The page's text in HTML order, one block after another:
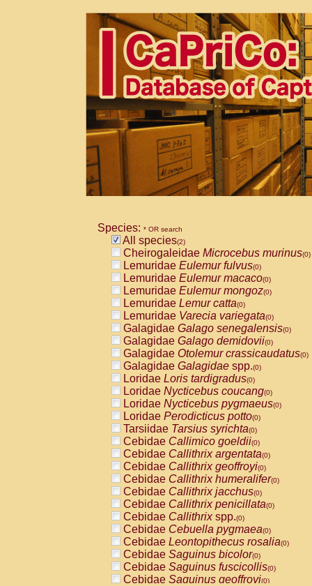
Species: * OR search
All species(2)
Cheirogaleidae Microcebus murinus(0)
Lemuridae Eulemur fulvus(0)
Lemuridae Eulemur macaco(0)
Lemuridae Eulemur mongoz(0)
Lemuridae Lemur catta(0)
Lemuridae Varecia variegata(0)
Galagidae Galago senegalensis(0)
Galagidae Galago demidovii(0)
Galagidae Otolemur crassicaudatus(0)
Galagidae Galagidae spp.(0)
Loridae Loris tardigradus(0)
Loridae Nycticebus coucang(0)
Loridae Nycticebus pygmaeus(0)
Loridae Perodicticus potto(0)
Tarsiidae Tarsius syrichta(0)
Cebidae Callimico goeldii(0)
Cebidae Callithrix argentata(0)
Cebidae Callithrix geoffroyi(0)
Cebidae Callithrix humeralifer(0)
Cebidae Callithrix jacchus(0)
Cebidae Callithrix penicillata(0)
Cebidae Callithrixspp.(0)
Cebidae Cebuella pygmaea(0)
Cebidae Leontopithecus rosalia(0)
Cebidae Saguinus bicolor(0)
Cebidae Saguinus fuscicollis(0)
Cebidae Saguinus geoffroyi(0)